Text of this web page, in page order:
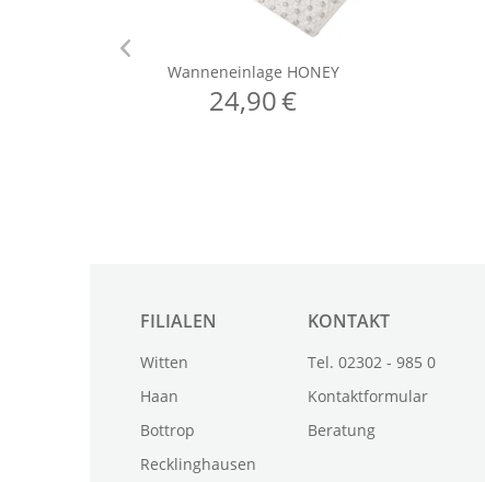
FILIALEN
Witten
Haan
Bottrop
Recklinghausen
KONTAKT
Tel. 02302 - 985 0
Kontaktformular
Beratung